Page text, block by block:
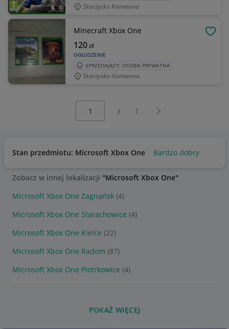
Skarżysko Kamienna
Minecraft Xbox One
OGŁOSZENIE
120zł
SPRZEDAJĄCY: OSOBA PRYWATNA
Skarżysko-Kamienna
z 1 Następna strona
Stan przedmiotu: Microsoft Xbox One Bardzo dobry
Zobacz w innej lokalizacji "Microsoft Xbox One"
Microsoft Xbox One Zagnańsk (4)
Microsoft Xbox One Starachowice (4)
Microsoft Xbox One Kielce (22)
Microsoft Xbox One Radom (87)
Microsoft Xbox One Piotrkowice (4)
POKAŻ WIĘCEJ